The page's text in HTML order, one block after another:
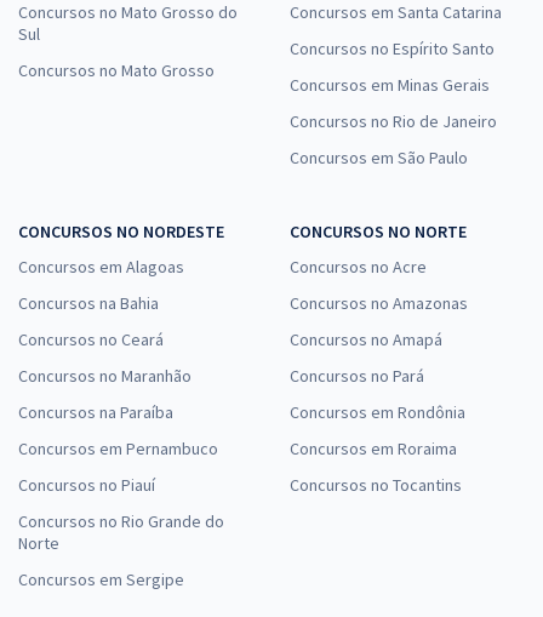
Concursos no Mato Grosso do
Sul
Concursos no Mato Grosso
Concursos em Santa Catarina
Concursos no Espírito Santo
Concursos em Minas Gerais
Concursos no Rio de Janeiro
Concursos em São Paulo
CONCURSOS NO NORDESTE
Concursos em Alagoas
Concursos na Bahia
Concursos no Ceará
Concursos no Maranhão
Concursos na Paraíba
Concursos em Pernambuco
Concursos no Piauí
Concursos no Rio Grande do
Norte
Concursos em Sergipe
CONCURSOS NO NORTE
Concursos no Acre
Concursos no Amazonas
Concursos no Amapá
Concursos no Pará
Concursos em Rondônia
Concursos em Roraima
Concursos no Tocantins